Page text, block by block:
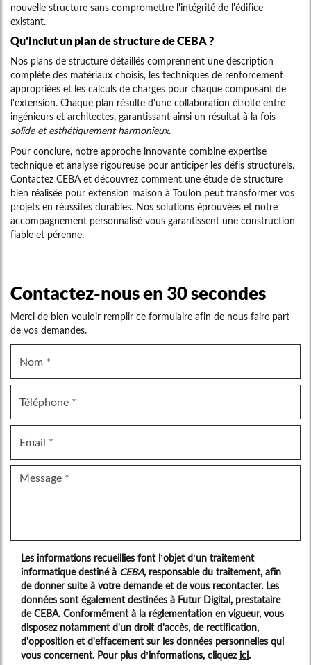
nouvelle structure sans compromettre l'intégrité de l'édifice
existant.
Qu'inclut un plan de structure de CEBA ?
Nos plans de structure détaillés comprennent une description
complète des matériaux choisis, les techniques de renforcement
appropriées et les calculs de charges pour chaque composant de
l'extension. Chaque plan résulte d'une collaboration étroite entre
ingénieurs et architectes, garantissant ainsi un résultat à la fois
solide et esthétiquement harmonieux.
Pour conclure, notre approche innovante combine expertise
technique et analyse rigoureuse pour anticiper les défis structurels.
Contactez CEBA et découvrez comment une étude de structure
bien réalisée pour extension maison à Toulon peut transformer vos
projets en réussites durables. Nos solutions éprouvées et notre
accompagnement personnalisé vous garantissent une construction
fiable et pérenne.
Contactez-nous en 30 secondes
Merci de bien vouloir remplir ce formulaire afin de nous faire part
de vos demandes.
Les informations recueillies font l’objet d’un traitement
informatique destiné à CEBA, responsable du traitement, afin
de donner suite à votre demande et de vous recontacter. Les
données sont également destinées à Futur Digital, prestataire
de CEBA. Conformément à la réglementation en vigueur, vous
disposez notamment d'un droit d'accès, de rectification,
d'opposition et d'effacement sur les données personnelles qui
vous concernent. Pour plus d’informations, cliquezici.